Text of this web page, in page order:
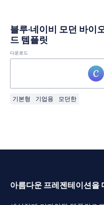
블루·네이비 모던 바이
드 템플릿
다운로드
기본형 기업용 모던한
아름다운 프레젠테이션을